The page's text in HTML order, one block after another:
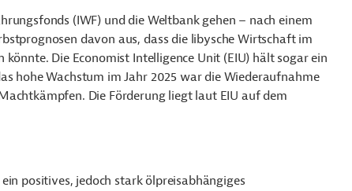
(IWF) und die Weltbank gehen – nach einem
davon aus, dass die libysche Wirtschaft im
könnte. Die Economist Intelligence Unit (EIU) hält sogar ein
hohe Wachstum im Jahr 2025 war die Wiederaufnahme
Die Förderung liegt laut EIU auf dem
positives, jedoch stark ölpreisabhängiges